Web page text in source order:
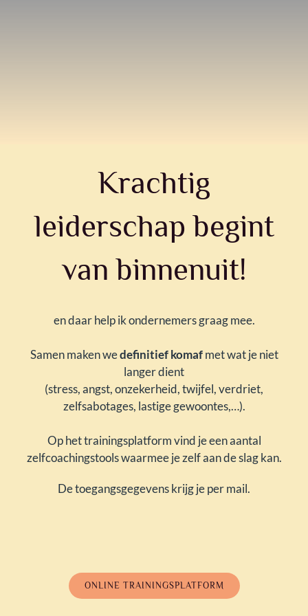
Krachtig
leiderschap begint
van binnenuit!
en daar help ik ondernemers graag mee.
Samen maken wedefinitief komafmet wat je niet
langer dient
(stress, angst, onzekerheid, twijfel, verdriet,
zelfsabotages, lastige gewoontes,…).
Op het trainingsplatform vind je een aantal
zelfcoachingstools waarmee je zelf aan de slag kan.
De toegangsgegevens krijg je per mail.
ONLINE TRAININGSPLATFORM